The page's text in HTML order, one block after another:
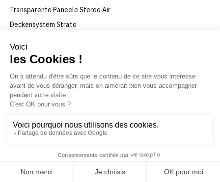
Transparente Paneele Stereo Air
Deckensystem Strato
Akustikvorhang Velio
Akustik-Lamellenvorhänge Velio
Akustikscreens Kora
Akustik
Minderung des Nachhalls
Akustiklösungen je nach verfügbarer Fläche
Akustische Lösungen je nach Raumtyp